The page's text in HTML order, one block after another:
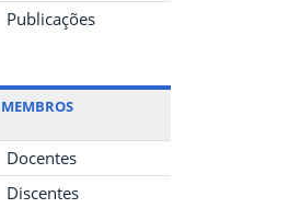
Publicações
MEMBROS
Docentes
Discentes